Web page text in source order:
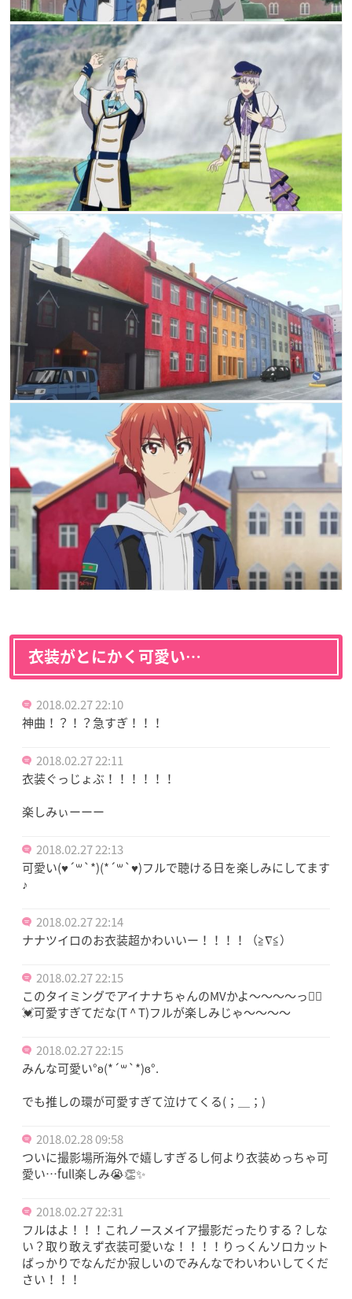
衣装がとにかく可愛い…
2018.02.27 22:10
神曲！？！？急すぎ！！！
2018.02.27 22:11
衣装ぐっじょぶ！！！！！！
楽しみぃーーー
2018.02.27 22:13
可愛い(♥´꒳`*)(*´꒳`♥)フルで聴ける日を楽しみにしてます
♪
2018.02.27 22:14
ナナツイロのお衣装超かわいいー！！！！（≧∇≦）
2018.02.27 22:15
このタイミングでアイナナちゃんのMVかよ〜〜〜〜っ🤦‍♀️
💓可愛すぎてだな(T ^ T)フルが楽しみじゃ〜〜〜〜
2018.02.27 22:15
みんな可愛い°ʚ(*´꒳`*)ɞ°.
でも推しの環が可愛すぎて泣けてくる(；＿；)
2018.02.28 09:58
ついに撮影場所海外で嬉しすぎるし何より衣装めっちゃ可
愛い…full楽しみ😭👏✨
2018.02.27 22:31
フルはよ！！！これノースメイア撮影だったりする？しな
い？取り敢えず衣装可愛いな！！！！りっくんソロカット
ばっかりでなんだか寂しいのでみんなでわいわいしてくだ
さい！！！